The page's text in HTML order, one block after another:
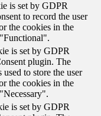
is set by GDPR
to record the user
the cookies in the
is set by GDPR
plugin. The
used to store the user
the cookies in the
is set by GDPR